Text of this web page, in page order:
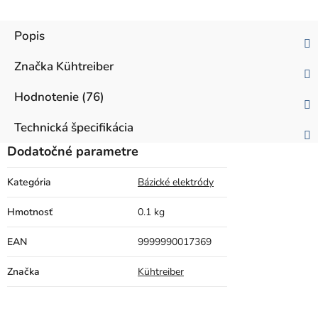
Popis
Značka Kühtreiber
Hodnotenie (76)
Technická špecifikácia
Dodatočné parametre
Kategória Bázické elektródy
Hmotnosť 0.1 kg
EAN 9999990017369
Značka Kühtreiber